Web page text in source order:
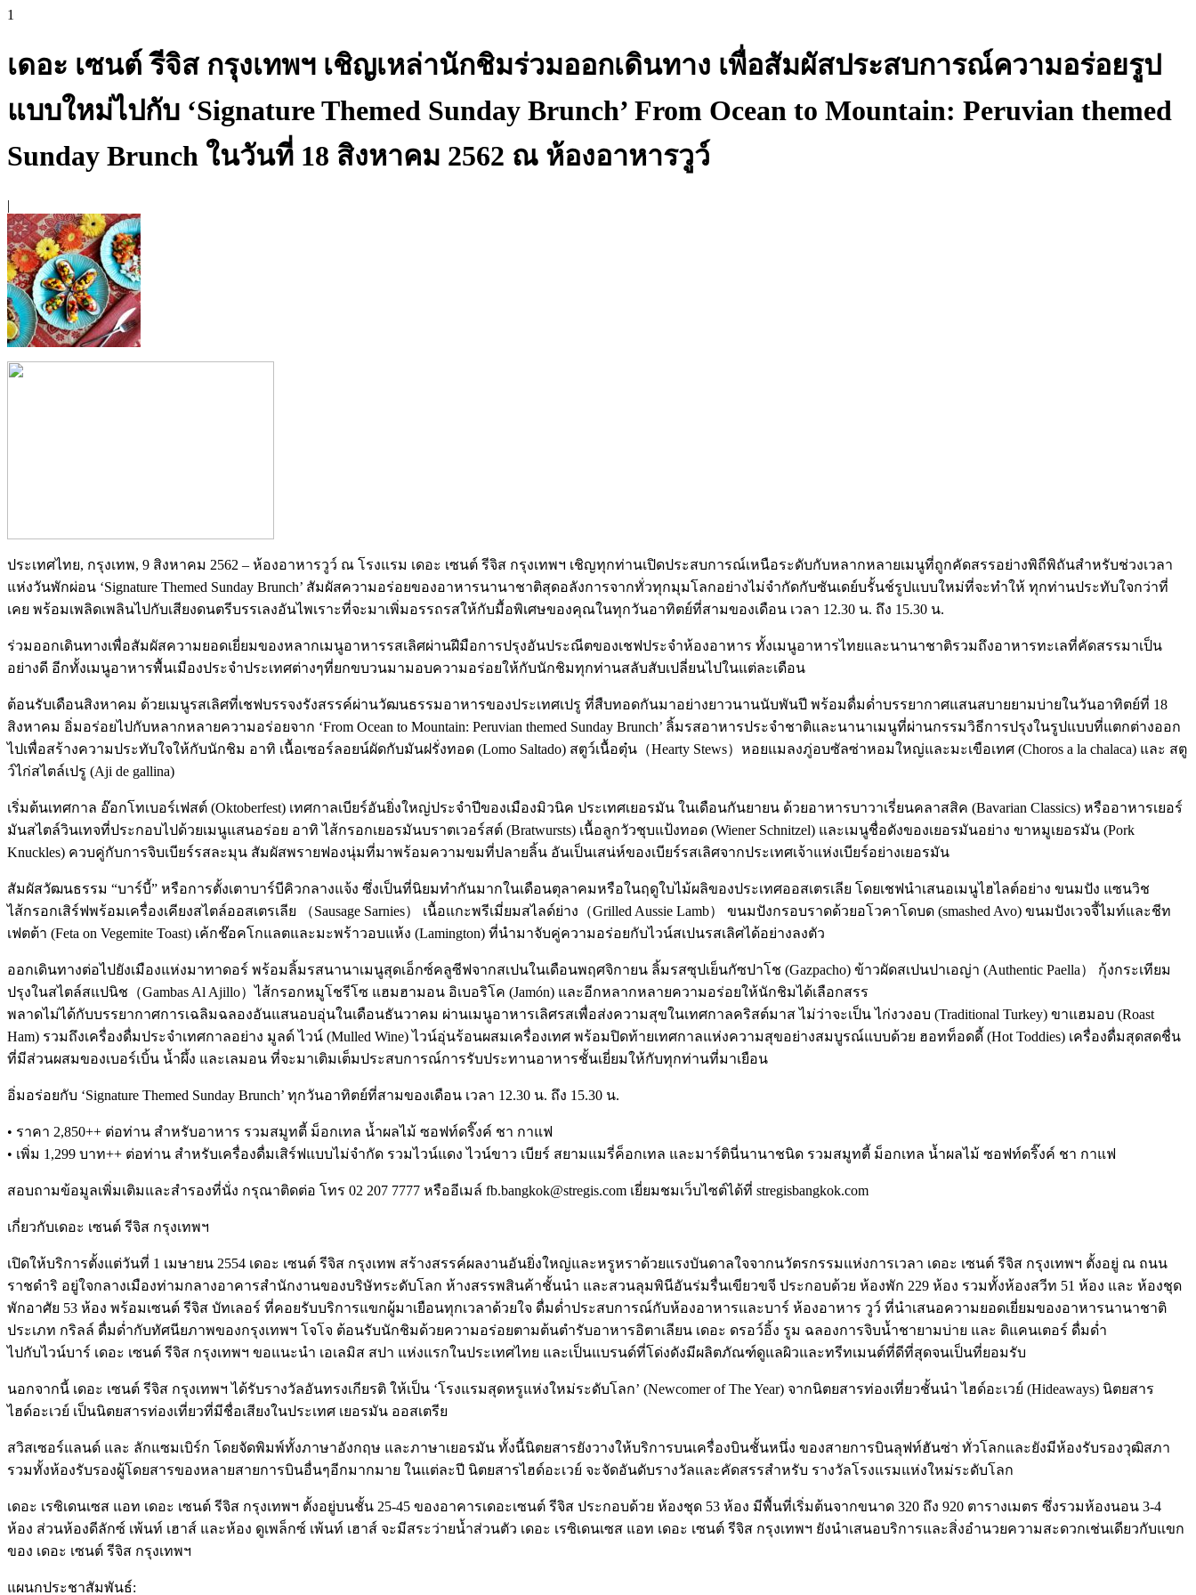
1
เดอะ เซนต์ รีจิส กรุงเทพฯ เชิญเหล่านักชิมร่วมออกเดินทาง เพื่อสัมผัสประสบการณ์ความอร่อยรูป
แบบใหม่ไปกับ ‘Signature Themed Sunday Brunch’ From Ocean to Mountain: Peruvian themed
Sunday Brunch ในวันที่ 18 สิงหาคม 2562 ณ ห้องอาหารวูว์
|
ประเทศไทย, กรุงเทพ, 9 สิงหาคม 2562 – ห้องอาหารวูว์ ณ โรงแรม เดอะ เซนต์ รีจิส กรุงเทพฯ เชิญทุกท่านเปิดประสบการณ์เหนือระดับกับหลากหลายเมนูที่ถูกคัดสรรอย่างพิถีพิถันสำหรับช่วงเวลา
แห่งวันพักผ่อน ‘Signature Themed Sunday Brunch’ สัมผัสความอร่อยของอาหารนานาชาติสุดอลังการจากทั่วทุกมุมโลกอย่างไม่จำกัดกับซันเดย์บรั้นช์รูปแบบใหม่ที่จะทำให้ ทุกท่านประทับใจกว่าที่
เคย พร้อมเพลิดเพลินไปกับเสียงดนตรีบรรเลงอันไพเราะที่จะมาเพิ่มอรรถรสให้กับมื้อพิเศษของคุณในทุกวันอาทิตย์ที่สามของเดือน เวลา 12.30 น. ถึง 15.30 น.
ร่วมออกเดินทางเพื่อสัมผัสความยอดเยี่ยมของหลากเมนูอาหารรสเลิศผ่านฝีมือการปรุงอันประณีตของเชฟประจำห้องอาหาร ทั้งเมนูอาหารไทยและนานาชาติรวมถึงอาหารทะเลที่คัดสรรมาเป็น
อย่างดี อีกทั้งเมนูอาหารพื้นเมืองประจำประเทศต่างๆที่ยกขบวนมามอบความอร่อยให้กับนักชิมทุกท่านสลับสับเปลี่ยนไปในแต่ละเดือน
ต้อนรับเดือนสิงหาคม ด้วยเมนูรสเลิศที่เชฟบรรจงรังสรรค์ผ่านวัฒนธรรมอาหารของประเทศเปรู ที่สืบทอดกันมาอย่างยาวนานนับพันปี พร้อมดื่มด่ำบรรยากาศแสนสบายยามบ่ายในวันอาทิตย์ที่ 18
สิงหาคม อิ่มอร่อยไปกับหลากหลายความอร่อยจาก ‘From Ocean to Mountain: Peruvian themed Sunday Brunch’ ลิ้มรสอาหารประจำชาติและนานาเมนูที่ผ่านกรรมวิธีการปรุงในรูปแบบที่แตกต่างออก
ไปเพื่อสร้างความประทับใจให้กับนักชิม อาทิ เนื้อเซอร์ลอยน์ผัดกับมันฝรั่งทอด (Lomo Saltado) สตูว์เนื้อตุ๋น（Hearty Stews）หอยแมลงภู่อบซัลซ่าหอมใหญ่และมะเขือเทศ (Choros a la chalaca) และ สตู
ว์ไก่สไตล์เปรู (Aji de gallina)
เริ่มต้นเทศกาล อ๊อกโทเบอร์เฟสต์ (Oktoberfest) เทศกาลเบียร์อันยิ่งใหญ่ประจำปีของเมืองมิวนิค ประเทศเยอรมัน ในเดือนกันยายน ด้วยอาหารบาวาเรี่ยนคลาสสิค (Bavarian Classics) หรืออาหารเยอร์
มันสไตล์วินเทจที่ประกอบไปด้วยเมนูแสนอร่อย อาทิ ไส้กรอกเยอรมันบราตเวอร์สต์ (Bratwursts) เนื้อลูกวัวชุบแป้งทอด (Wiener Schnitzel) และเมนูชื่อดังของเยอรมันอย่าง ขาหมูเยอรมัน (Pork
Knuckles) ควบคู่กับการจิบเบียร์รสละมุน สัมผัสพรายฟองนุ่มที่มาพร้อมความขมที่ปลายลิ้น อันเป็นเสน่ห์ของเบียร์รสเลิศจากประเทศเจ้าแห่งเบียร์อย่างเยอรมัน
สัมผัสวัฒนธรรม “บาร์บี้” หรือการตั้งเตาบาร์บีคิวกลางแจ้ง ซึ่งเป็นที่นิยมทำกันมากในเดือนตุลาคมหรือในฤดูใบไม้ผลิของประเทศออสเตรเลีย โดยเชฟนำเสนอเมนูไฮไลต์อย่าง ขนมปัง แซนวิช
ไส้กรอกเสิร์ฟพร้อมเครื่องเคียงสไตล์ออสเตรเลีย （Sausage Sarnies） เนื้อแกะพรีเมี่ยมสไลด์ย่าง（Grilled Aussie Lamb） ขนมปังกรอบราดด้วยอโวคาโดบด (smashed Avo) ขนมปังเวจจี้ไมท์และชีท
เฟตต้า (Feta on Vegemite Toast) เค้กช๊อคโกแลตและมะพร้าวอบแห้ง (Lamington) ที่นำมาจับคู่ความอร่อยกับไวน์สเปนรสเลิศได้อย่างลงตัว
ออกเดินทางต่อไปยังเมืองแห่งมาทาดอร์ พร้อมลิ้มรสนานาเมนูสุดเอ็กซ์คลูซีฟจากสเปนในเดือนพฤศจิกายน ลิ้มรสซุปเย็นกัซปาโช (Gazpacho) ข้าวผัดสเปนปาเอญ่า (Authentic Paella） กุ้งกระเทียม
ปรุงในสไตล์สแปนิช（Gambas Al Ajillo）ไส้กรอกหมูโชรีโซ แฮมฮามอน อิเบอริโค (Jamón) และอีกหลากหลายความอร่อยให้นักชิมได้เลือกสรร
พลาดไม่ได้กับบรรยากาศการเฉลิมฉลองอันแสนอบอุ่นในเดือนธันวาคม ผ่านเมนูอาหารเลิศรสเพื่อส่งความสุขในเทศกาลคริสต์มาส ไม่ว่าจะเป็น ไก่งวงอบ (Traditional Turkey) ขาแฮมอบ (Roast
Ham) รวมถึงเครื่องดื่มประจำเทศกาลอย่าง มูลด์ ไวน์ (Mulled Wine) ไวน์อุ่นร้อนผสมเครื่องเทศ พร้อมปิดท้ายเทศกาลแห่งความสุขอย่างสมบูรณ์แบบด้วย ฮอทท็อดดี้ (Hot Toddies) เครื่องดื่มสุดสดชื่น
ที่มีส่วนผสมของเบอร์เบิ้น น้ำผึ้ง และเลมอน ที่จะมาเติมเต็มประสบการณ์การรับประทานอาหารชั้นเยี่ยมให้กับทุกท่านที่มาเยือน
อิ่มอร่อยกับ ‘Signature Themed Sunday Brunch’ ทุกวันอาทิตย์ที่สามของเดือน เวลา 12.30 น. ถึง 15.30 น.
• ราคา 2,850++ ต่อท่าน สำหรับอาหาร รวมสมูทตี้ ม็อกเทล น้ำผลไม้ ซอฟท์ดริ๊งค์ ชา กาแฟ
• เพิ่ม 1,299 บาท++ ต่อท่าน สำหรับเครื่องดื่มเสิร์ฟแบบไม่จำกัด รวมไวน์แดง ไวน์ขาว เบียร์ สยามแมรี่ค็อกเทล และมาร์ตินี่นานาชนิด รวมสมูทตี้ ม็อกเทล น้ำผลไม้ ซอฟท์ดริ๊งค์ ชา กาแฟ
สอบถามข้อมูลเพิ่มเติมและสำรองที่นั่ง กรุณาติดต่อ โทร 02 207 7777 หรืออีเมล์ fb.bangkok@stregis.com เยี่ยมชมเว็บไซต์ได้ที่ stregisbangkok.com
เกี่ยวกับเดอะ เซนต์ รีจิส กรุงเทพฯ
เปิดให้บริการตั้งแต่วันที่ 1 เมษายน 2554 เดอะ เซนต์ รีจิส กรุงเทพ สร้างสรรค์ผลงานอันยิ่งใหญ่และหรูหราด้วยแรงบันดาลใจจากนวัตรกรรมแห่งการเวลา เดอะ เซนต์ รีจิส กรุงเทพฯ ตั้งอยู่ ณ ถนน
ราชดำริ อยู่ใจกลางเมืองท่ามกลางอาคารสำนักงานของบริษัทระดับโลก ห้างสรรพสินค้าชั้นนำ และสวนลุมพินีอันร่มรื่นเขียวขจี ประกอบด้วย ห้องพัก 229 ห้อง รวมทั้งห้องสวีท 51 ห้อง และ ห้องชุด
พักอาศัย 53 ห้อง พร้อมเซนต์ รีจิส บัทเลอร์ ที่คอยรับบริการแขกผู้มาเยือนทุกเวลาด้วยใจ ดื่มด่ำประสบการณ์กับห้องอาหารและบาร์ ห้องอาหาร วูว์ ที่นำเสนอความยอดเยี่ยมของอาหารนานาชาติ
ประเภท กริลล์ ดื่มด่ำกับทัศนียภาพของกรุงเทพฯ โจโจ ต้อนรับนักชิมด้วยความอร่อยตามต้นตำรับอาหารอิตาเลียน เดอะ ดรอว์อิ้ง รูม ฉลองการจิบน้ำชายามบ่าย และ ดิแคนเตอร์ ดื่มด่ำ
ไปกับไวน์บาร์ เดอะ เซนต์ รีจิส กรุงเทพฯ ขอแนะนำ เอเลมิส สปา แห่งแรกในประเทศไทย และเป็นแบรนด์ที่โด่งดังมีผลิตภัณฑ์ดูแลผิวและทรีทเมนต์ที่ดีที่สุดจนเป็นที่ยอมรับ
นอกจากนี้ เดอะ เซนต์ รีจิส กรุงเทพฯ ได้รับรางวัลอันทรงเกียรติ ให้เป็น ‘โรงแรมสุดหรูแห่งใหม่ระดับโลก’ (Newcomer of The Year) จากนิตยสารท่องเที่ยวชั้นนำ ไฮด์อะเวย์ (Hideaways) นิตยสาร
ไฮด์อะเวย์ เป็นนิตยสารท่องเที่ยวที่มีชื่อเสียงในประเทศ เยอรมัน ออสเตรีย
สวิสเซอร์แลนด์ และ ลักแซมเบิร์ก โดยจัดพิมพ์ทั้งภาษาอังกฤษ และภาษาเยอรมัน ทั้งนี้นิตยสารยังวางให้บริการบนเครื่องบินชั้นหนึ่ง ของสายการบินลุฟท์ฮันซ่า ทั่วโลกและยังมีห้องรับรองวุฒิสภา
รวมทั้งห้องรับรองผู้โดยสารของหลายสายการบินอื่นๆอีกมากมาย ในแต่ละปี นิตยสารไฮด์อะเวย์ จะจัดอันดับรางวัลและคัดสรรสำหรับ รางวัลโรงแรมแห่งใหม่ระดับโลก
เดอะ เรซิเดนเซส แอท เดอะ เซนต์ รีจิส กรุงเทพฯ ตั้งอยู่บนชั้น 25-45 ของอาคารเดอะเซนต์ รีจิส ประกอบด้วย ห้องชุด 53 ห้อง มีพื้นที่เริ่มต้นจากขนาด 320 ถึง 920 ตารางเมตร ซึ่งรวมห้องนอน 3-4
ห้อง ส่วนห้องดีลักซ์ เพ้นท์ เฮาส์ และห้อง ดูเพล็กซ์ เพ้นท์ เฮาส์ จะมีสระว่ายน้ำส่วนตัว เดอะ เรซิเดนเซส แอท เดอะ เซนต์ รีจิส กรุงเทพฯ ยังนำเสนอบริการและสิ่งอำนวยความสะดวกเช่นเดียวกับแขก
ของ เดอะ เซนต์ รีจิส กรุงเทพฯ
แผนกประชาสัมพันธ์: